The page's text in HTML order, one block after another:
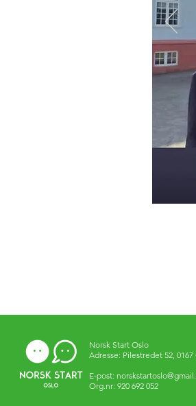
Norsk Start Oslo
Adresse: Pilestredet 52, 0167
E-post:
Org.nr: 920 692 052